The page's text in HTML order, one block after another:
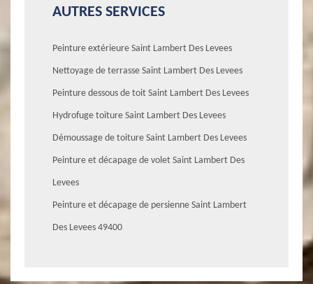
AUTRES SERVICES
Peinture extérieure Saint Lambert Des Levees
Nettoyage de terrasse Saint Lambert Des Levees
Peinture dessous de toit Saint Lambert Des Levees
Hydrofuge toiture Saint Lambert Des Levees
Démoussage de toiture Saint Lambert Des Levees
Peinture et décapage de volet Saint Lambert Des
Levees
Peinture et décapage de persienne Saint Lambert
Des Levees 49400